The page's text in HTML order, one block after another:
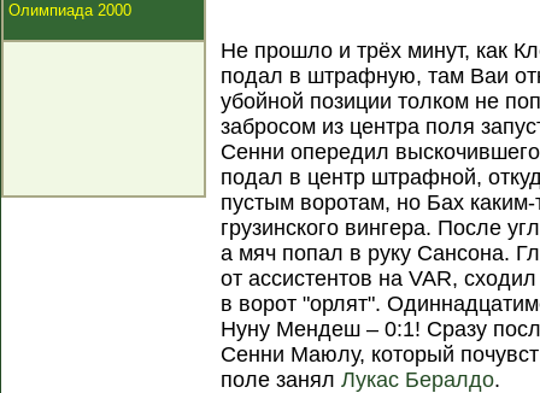
Олимпиада 2000
Не прошло и трёх минут, как
подал в штрафную, там Ваи
убойной позиции толком не
забросом из центра поля
Сенни опередил
подал в центр штрафной,
пустым воротам, но Бах
грузинского вингера. После
а мяч попал в руку Сансона.
от ассистентов на VAR,
в ворот "орлят".
Нуну Мендеш – 0:1! Сразу
Сенни Маюлу, который
поле занялЛукас Бералдо.